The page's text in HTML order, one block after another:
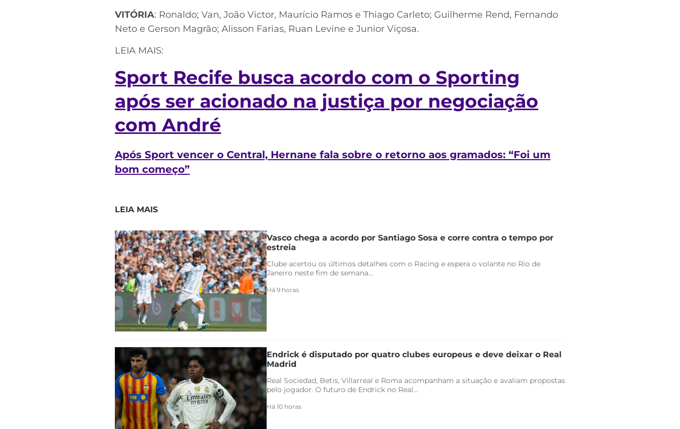
VITÓRIA: ​Ronaldo; Van, João Victor, Maurício Ramos e Thiago Carleto; Guilherme Rend, Fernando
Neto e Gerson Magrão; Alisson Farias, Ruan Levine e Junior Viçosa.
LEIA MAIS:
Sport Recife busca acordo com o Sporting
após ser acionado na justiça por negociação
com André
Após Sport vencer o Central, Hernane fala sobre o retorno aos gramados: “Foi um
bom começo”
LEIA MAIS
Vasco chega a acordo por Santiago Sosa e corre contra o tempo por
estreia
Clube acertou os últimos detalhes com o Racing e espera o volante no Rio de
Janeiro neste fim de semana...
Há 9 horas
Endrick é disputado por quatro clubes europeus e deve deixar o Real
Madrid
Real Sociedad, Betis, Villarreal e Roma acompanham a situação e avaliam propostas
pelo jogador. O futuro de Endrick no Real...
Há 10 horas